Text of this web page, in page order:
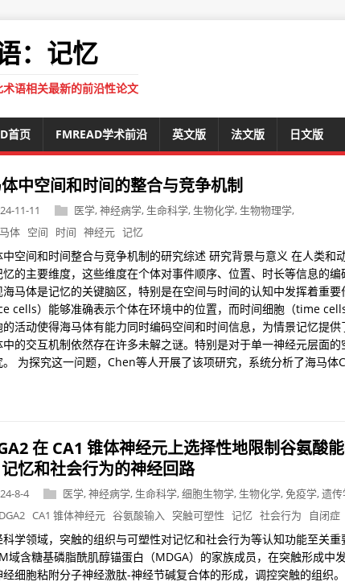
：记忆
术语相关最新的前沿性论文
首页 FMREAD学术前沿 英文版 法文版 日文版
中空间和时间的整合与竞争机制
11-11 医学,神经病学, 生命科学, 生物化学, 生物物理学,
体 空间 时间 神经元 记忆
中空间和时间整合与竞争机制的研究综述 研究背景与意义 在人类和
忆的主要维度，这些维度在个体对事件顺序、位置、时长等信息的
海马体是记忆的关键脑区，特别是在空间与时间的认知中发挥着重
cells）能够准确表示个体在环境中的位置，而时间细胞（time
的活动使得海马体有能力同时编码空间和时间信息，为情景记忆提
中的交互机制依然存在许多未解之谜。特别是对于单一神经元层面
。 为探究这一问题，Chen等人开展了该项研究，系统分析了海马体
在 CA1 锥体神经元上选择性地限制谷氨酸
忆和社会行为的神经回路
8-4 医学,神经病学, 生命科学,细胞生物学, 生物化学,免疫学,遗传
CA1 锥体神经元 谷氨酸输入 突触可塑性 记忆 社会行为 自闭症
科学领域，突触的组织与可塑性对记忆和社会行为等认知功能至关
域含糖基磷脂酰肌醇锚蛋白（MDGA）的家族成员，在突触形成中
经细胞粘附分子神经激肽-神经节碱复合体的形成，调控突触的组织